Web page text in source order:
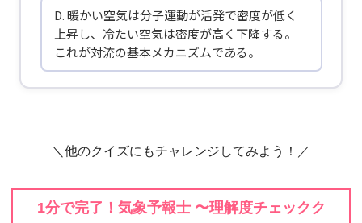
D. 暖かい空気は分子運動が活発で密度が低く
上昇し、冷たい空気は密度が高く下降する。
これが対流の基本メカニズムである。
＼他のクイズにもチャレンジしてみよう！／
1分で完了！気象予報士 〜理解度チェックク